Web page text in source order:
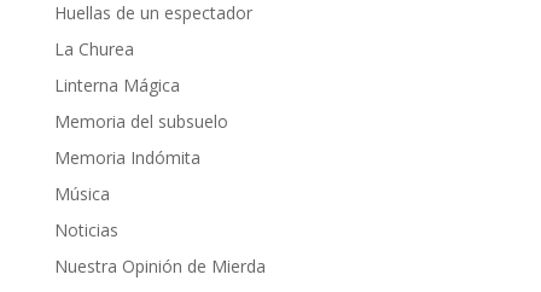
Huellas de un espectador
La Churea
Linterna Mágica
Memoria del subsuelo
Memoria Indómita
Música
Noticias
Nuestra Opinión de Mierda